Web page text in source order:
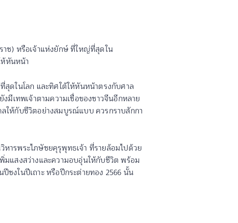
าช) หรือเจ้าแห่งยักษ์ ที่ใหญ่ที่สุดใน
หันหน้า
สุดในโลก และทิศใต้ให้หันหน้าตรงกับศาล
มีเทพเจ้าตามความเชื่อของชาวจีนอีกหลาย
ลให้กับชีวิตอย่างสมบูรณ์แบบ ควรกราบสักกา
หารพระไภษัชยคุรุพุทธเจ้า ที่รายล้อมไปด้วย
มแสงสว่างและความอบอุ่นให้กับชีวิต พร้อม
ชงในปีเถาะ หรือปีกระต่ายทอง 2566 นั้น